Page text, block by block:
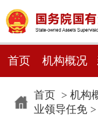
首页 机构概况
首页> 机构
业领导任免>